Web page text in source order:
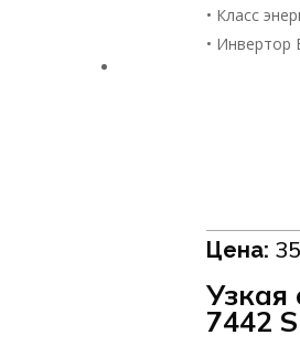
• Класс
• Инвертор
Цена:
Узкая
7442